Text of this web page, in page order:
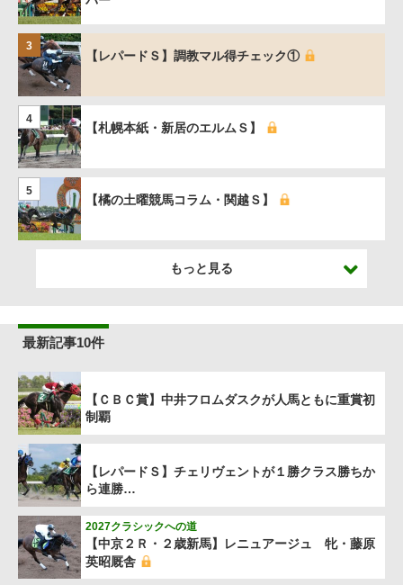
3
【レパードＳ】調教マル得チェック①
4
【札幌本紙・新居のエルムＳ】
5
【橘の土曜競馬コラム・関越Ｓ】
もっと見る
最新記事10件
【ＣＢＣ賞】中井フロムダスクが人馬ともに重賞初
制覇
【レパードＳ】チェリヴェントが１勝クラス勝ちか
ら連勝…
【中京２Ｒ・２歳新馬】レニュアージュ 牝・藤原
英昭厩舎
2027クラシックへの道